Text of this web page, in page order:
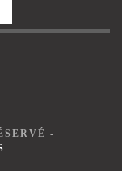
-